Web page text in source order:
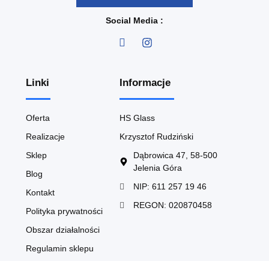
Social Media :
Linki
Oferta
Realizacje
Sklep
Blog
Kontakt
Polityka prywatności
Obszar działalności
Regulamin sklepu
Informacje
HS Glass
Krzysztof Rudziński
Dąbrowica 47, 58-500
Jelenia Góra
NIP: 611 257 19 46
REGON: 020870458